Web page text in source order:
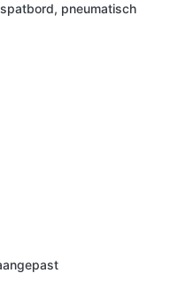
pneumatisch